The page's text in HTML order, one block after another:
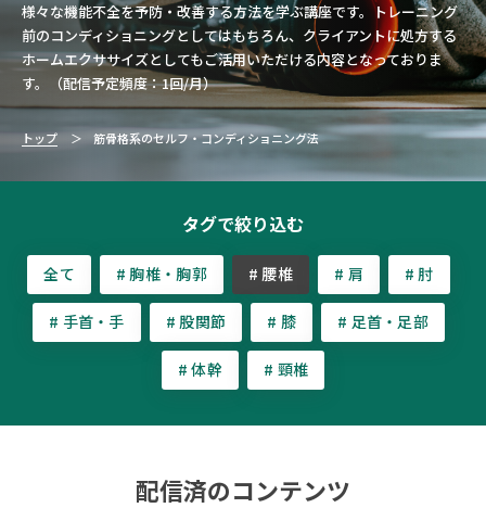
様々な機能不全を予防・改善する方法を学ぶ講座です。トレーニング
前のコンディショニングとしてはもちろん、クライアントに処方する
ホームエクササイズとしてもご活用いただける内容となっておりま
す。（配信予定頻度：1回/月）
トップ 筋骨格系のセルフ・コンディショニング法
タグで絞り込む
全て # 胸椎・胸郭 # 腰椎 # 肩 # 肘
# 手首・手 # 股関節 # 膝 # 足首・足部
# 体幹 # 頸椎
配信済のコンテンツ